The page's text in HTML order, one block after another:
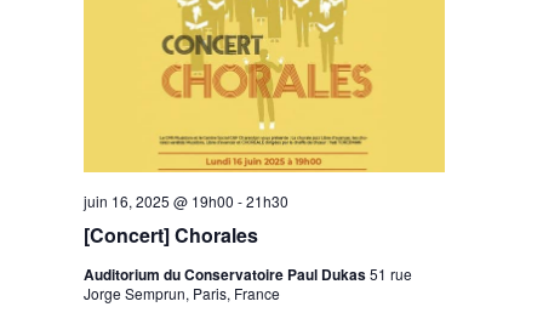
[Concert] Chorales
juin 16, 2025 @ 19h00 -21h30
Auditorium du Conservatoire Paul Dukas51 rue
Jorge Semprun, Paris, France